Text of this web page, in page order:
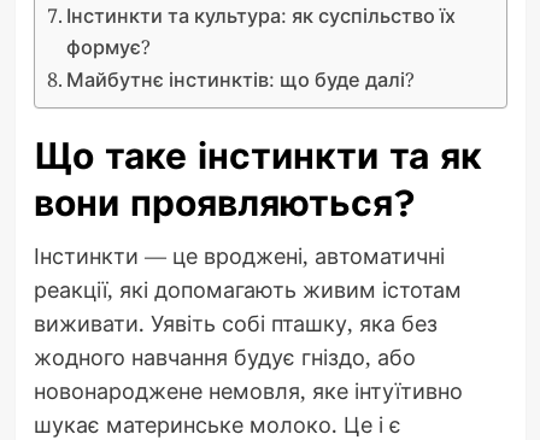
Інстинкти та культура: як суспільство їх
формує?
Майбутнє інстинктів: що буде далі?
Що таке інстинкти та як
вони проявляються?
Інстинкти — це вроджені, автоматичні
реакції, які допомагають живим істотам
виживати. Уявіть собі пташку, яка без
жодного навчання будує гніздо, або
новонароджене немовля, яке інтуїтивно
шукає материнське молоко. Це і є